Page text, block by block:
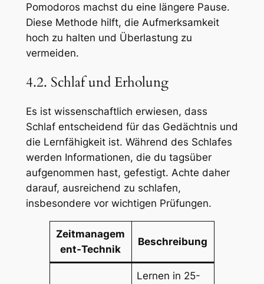
Pomodoros machst du eine längere Pause.
Diese Methode hilft, die Aufmerksamkeit
hoch zu halten und Überlastung zu
vermeiden.
4.2. Schlaf und Erholung
Es ist wissenschaftlich erwiesen, dass
Schlaf entscheidend für das Gedächtnis und
die Lernfähigkeit ist. Während des Schlafes
werden Informationen, die du tagsüber
aufgenommen hast, gefestigt. Achte daher
darauf, ausreichend zu schlafen,
insbesondere vor wichtigen Prüfungen.
Zeitmanagem
ent-Technik
Beschreibung
Lernen in 25-